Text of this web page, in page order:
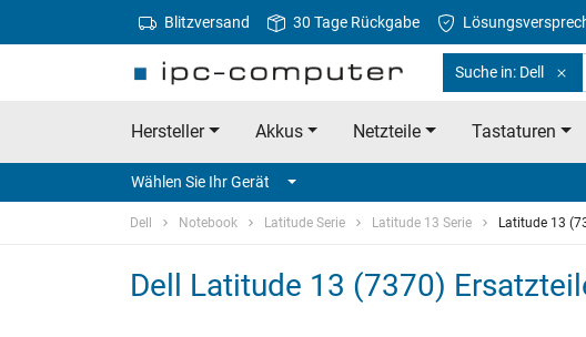
Blitzversand 30 Tage Rückgabe
Suche in: Dell
Hersteller Akkus Netzteile Tastaturen
Wählen Sie Ihr Gerät
Dell Notebook Latitude Serie Latitude 13 Serie Latitude 13
Dell Latitude 13 (7370)